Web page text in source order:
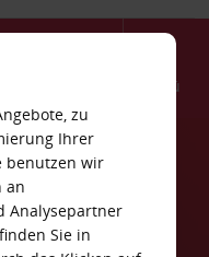
Menü
zu
Ihrer
benutzen wir
an
Analysepartner
Sie in